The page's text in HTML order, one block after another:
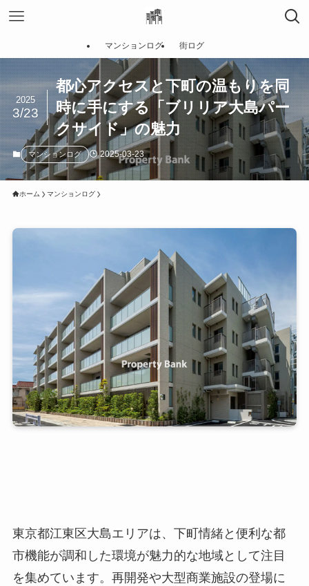
マンションログ 街ログ
都心アクセスと下町の温もりを同
時に手にする「ブリリア大島パー
クサイド」の魅力
2025
3/23
マンションログ 2025-03-23
ホーム マンションログ
東京都江東区大島エリアは、下町情緒と便利な都
市機能が調和した環境が魅力的な地域として注目
を集めています。再開発や大型商業施設の登場に